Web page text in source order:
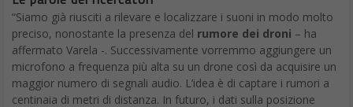
“Siamo già riusciti a rilevare e localizzare i suoni in modo molto
preciso, nonostante la presenza del rumore dei droni – ha
affermato Varela -. Successivamente vorremmo aggiungere un
microfono a frequenza più alta su un drone così da acquisire un
maggior numero di segnali audio. L’idea è di captare i rumori a
centinaia di metri di distanza. In futuro, i dati sulla posizione